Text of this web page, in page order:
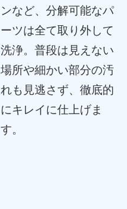
ンなど、分解可能なパ
ーツは全て取り外して
洗浄。普段は見えない
場所や細かい部分の汚
れも見逃さず、徹底的
にキレイに仕上げま
す。